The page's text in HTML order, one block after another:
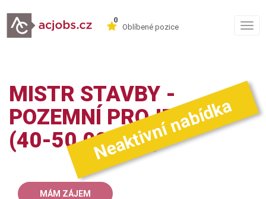
0
Oblíbené pozice
MISTR STAVBY -
POZEMNÍ PROJEKTY
(40-50.000 KČ)Neaktivní nabídka
MÁM ZÁJEM